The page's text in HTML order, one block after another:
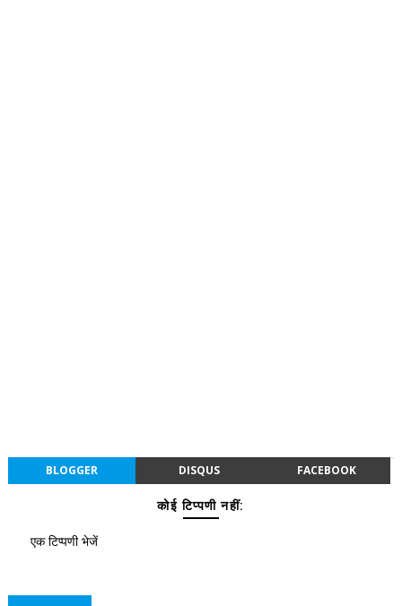
BLOGGER DISQUS FACEBOOK
कोई टिप्पणी नहीं:
एक टिप्पणी भेजें